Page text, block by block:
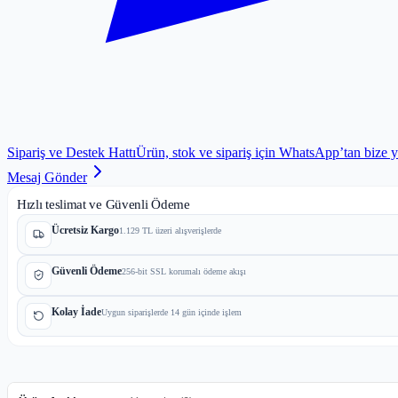
Sipariş ve Destek HattıÜrün, stok ve sipariş için WhatsApp’tan bize
Mesaj Gönder
Hızlı teslimat ve Güvenli Ödeme
Ücretsiz Kargo1.129 TL üzeri alışverişlerde
Güvenli Ödeme256-bit SSL korumalı ödeme akışı
Kolay İadeUygun siparişlerde 14 gün içinde işlem